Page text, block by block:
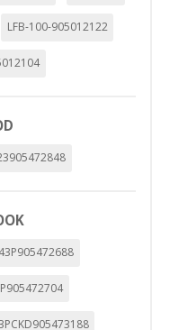
LFB-100-905012122